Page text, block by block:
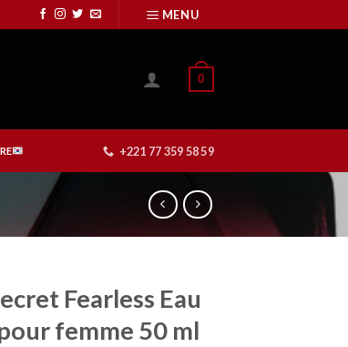
MENU
0
+221 77 359 58 59
Fearless Eau
femme 50 ml